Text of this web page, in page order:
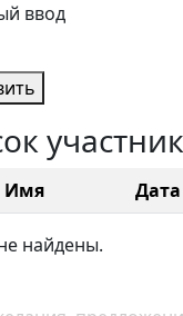
ввод
Имя
найдены.